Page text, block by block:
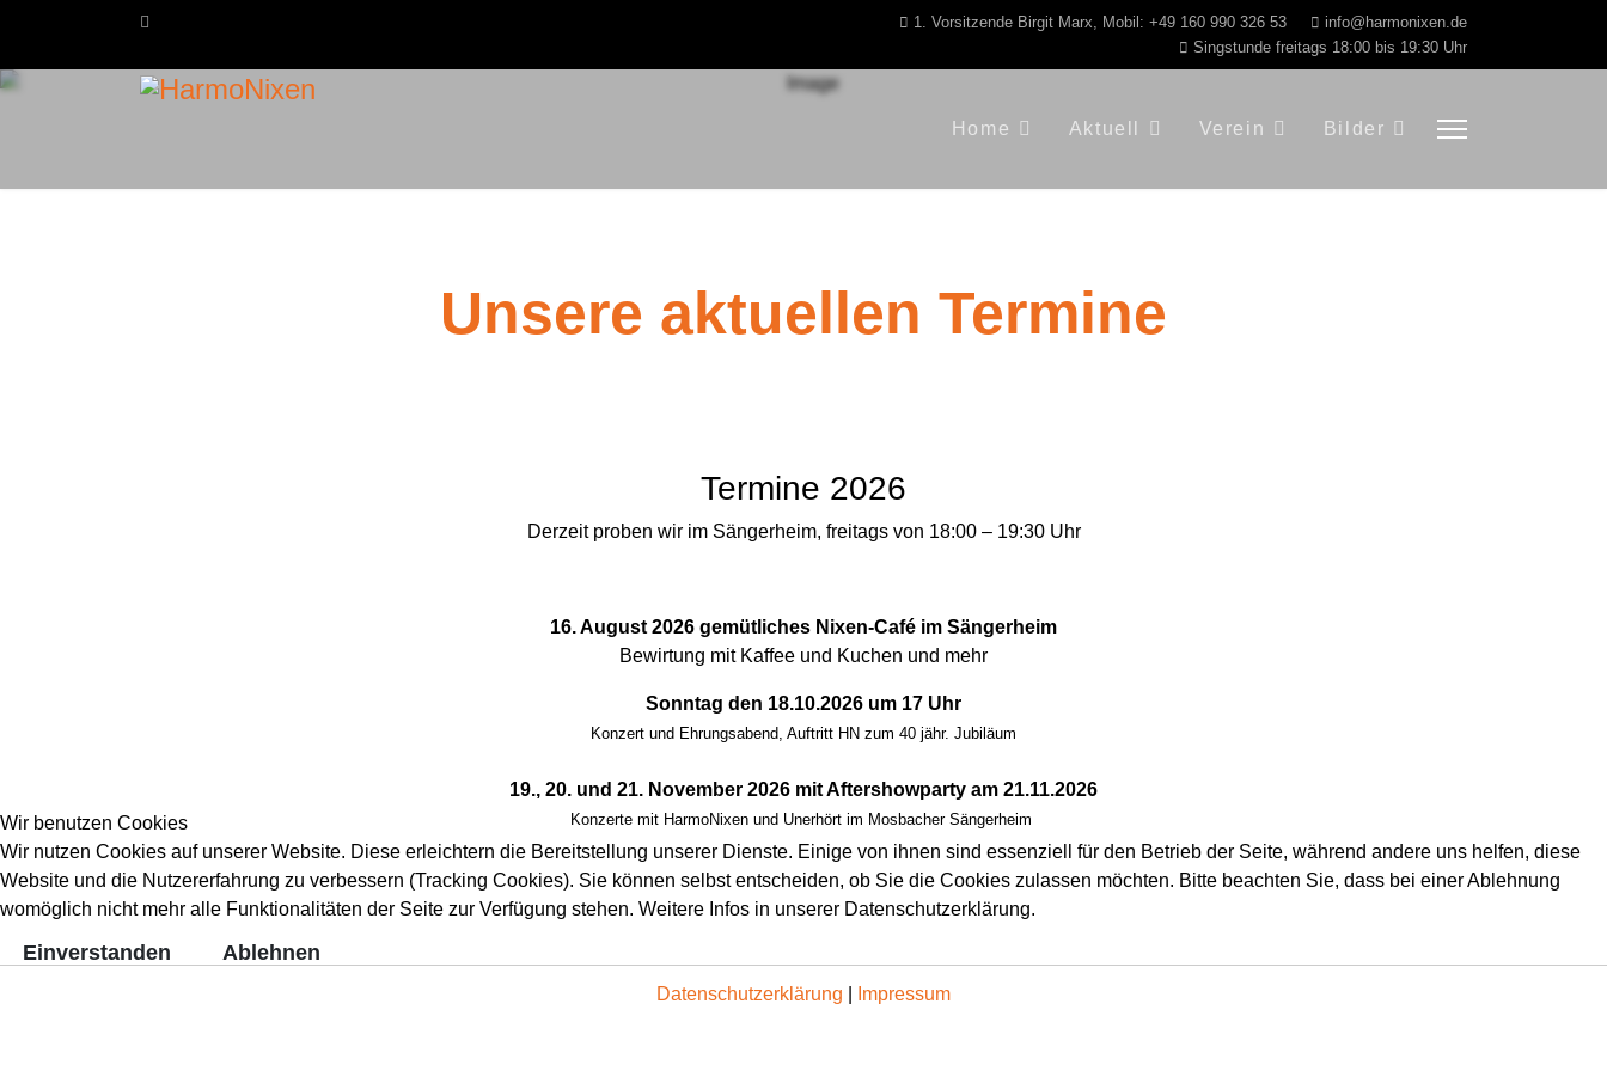
1. Vorsitzende Birgit Marx, Mobil: +49 160 990 326 53
info@harmonixen.de
Singstunde freitags 18:00 bis 19:30 Uhr
Home Aktuell Verein Bilder
Unsere aktuellen Termine
Termine 2026
Derzeit proben wir im Sängerheim, freitags von 18:00 – 19:30 Uhr
16. August 2026 gemütliches Nixen-Café im Sängerheim
Bewirtung mit Kaffee und Kuchen und mehr
Sonntag den 18.10.2026 um 17 Uhr
Konzert und Ehrungsabend, Auftritt HN zum 40 jähr. Jubiläum
19., 20. und 21. November 2026 mit Aftershowparty am 21.11.2026
Konzerte mit HarmoNixen und Unerhört im Mosbacher Sängerheim
Wir benutzen Cookies
Wir nutzen Cookies auf unserer Website. Diese erleichtern die Bereitstellung unserer Dienste. Einige von ihnen sind essenziell für den Betrieb der Seite, während andere uns helfen, diese
Website und die Nutzererfahrung zu verbessern (Tracking Cookies). Sie können selbst entscheiden, ob Sie die Cookies zulassen möchten. Bitte beachten Sie, dass bei einer Ablehnung
womöglich nicht mehr alle Funktionalitäten der Seite zur Verfügung stehen. Weitere Infos in unserer Datenschutzerklärung.
Einverstanden Ablehnen
Datenschutzerklärung Impressum